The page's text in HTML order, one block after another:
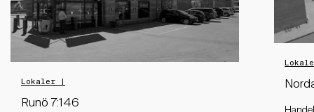
Lokaler |
Runö 7:146